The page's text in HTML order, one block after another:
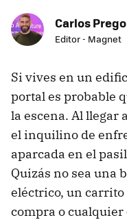
Carlos Prego
Editor - Magnet
Si vives en un
portal es probable
la escena. Al llegar
el inquilino de
aparcada en el
Quizás no sea una
eléctrico, un carrito
compra o cualquier